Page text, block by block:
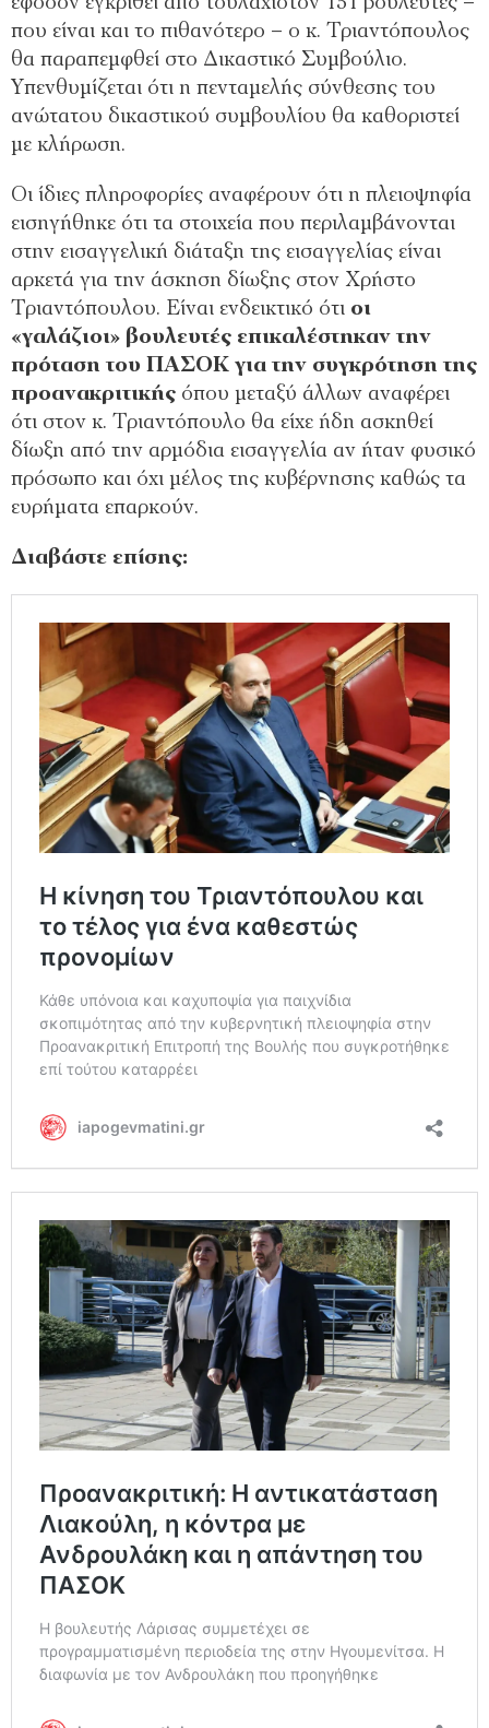
που είναι και το πιθανότερο – ο κ. Τριαντόπουλος
θα παραπεμφθεί στο Δικαστικό Συμβούλιο.
Υπενθυμίζεται ότι η πενταμελής σύνθεσης του
ανώτατου δικαστικού συμβουλίου θα καθοριστεί
με κλήρωση.
Οι ίδιες πληροφορίες αναφέρουν ότι η πλειοψηφία
εισηγήθηκε ότι τα στοιχεία που περιλαμβάνονται
στην εισαγγελική διάταξη της εισαγγελίας είναι
αρκετά για την άσκηση δίωξης στον Χρήστο
Τριαντόπουλου. Είναι ενδεικτικό ότι οι
«γαλάζιοι» βουλευτές επικαλέστηκαν την
πρόταση του ΠΑΣΟΚ για την συγκρότηση της
προανακριτικής όπου μεταξύ άλλων αναφέρει
ότι στον κ. Τριαντόπουλο θα είχε ήδη ασκηθεί
δίωξη από την αρμόδια εισαγγελία αν ήταν φυσικό
πρόσωπο και όχι μέλος της κυβέρνησης καθώς τα
ευρήματα επαρκούν.
Διαβάστε επίσης: